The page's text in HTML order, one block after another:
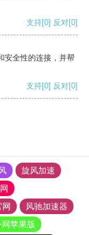
支持[0] 反对[0]
安全性的连接，并帮
支持[0] 反对[0]
旋风加速
风驰加速器
苹果版